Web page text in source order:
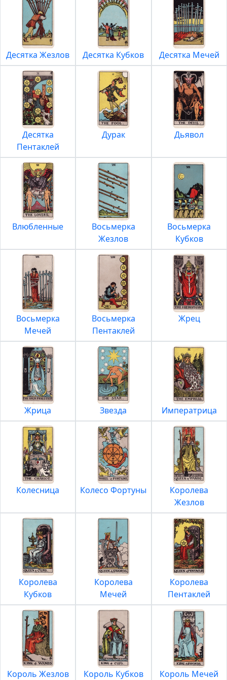
Десятка Жезлов Десятка Кубков Десятка Мечей
Десятка
Пентаклей
Дурак Дьявол
Влюбленные
Восьмерка
Жезлов
Восьмерка
Кубков
Восьмерка
Мечей
Восьмерка
Пентаклей
Жрец
Жрица Звезда Императрица
Колесница Колесо Фортуны
Королева
Жезлов
Королева
Кубков
Королева
Мечей
Королева
Пентаклей
Король Жезлов Король Кубков Король Мечей